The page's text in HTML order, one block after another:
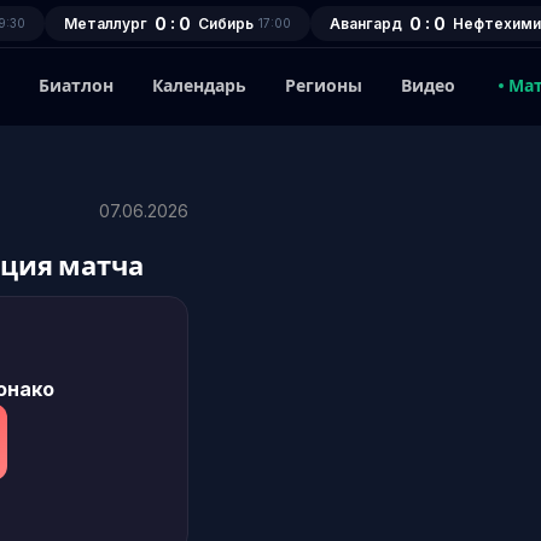
Металлург 0 : 0 Сибирь 17:00 Авангард 0 : 0
Биатлон Календарь Регионы Видео
07.06.2026
матча